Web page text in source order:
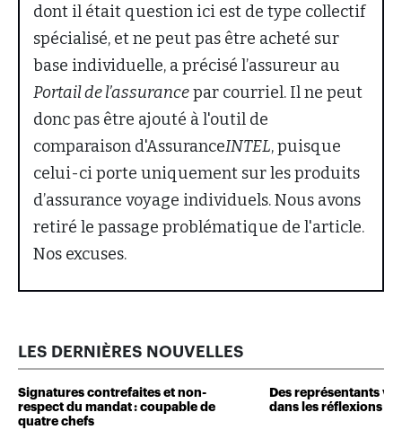
dont il était question ici est de type collectif
spécialisé, et ne peut pas être acheté sur
base individuelle, a précisé l’assureur au
Portail de l’assurancepar courriel. Il ne peut
donc pas être ajouté à l'outil de
comparaison d'AssuranceINTEL, puisque
celui-ci porte uniquement sur les produits
d’assurance voyage individuels. Nous avons
retiré le passage problématique de l'article.
Nos excuses.
LES DERNIÈRES NOUVELLES
Signatures contrefaites et non-
respect du mandat : coupable de
quatre chefs
Des représentants
dans les réflexions de